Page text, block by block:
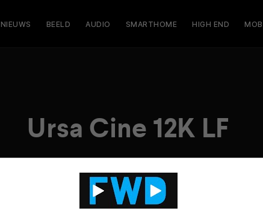
NIEUWS BEELD AUDIO SMARTHOME HIGH END
Ursa Cine 12K LF